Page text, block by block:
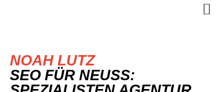
NOAH LUTZ
SEO FÜR NEUSS: